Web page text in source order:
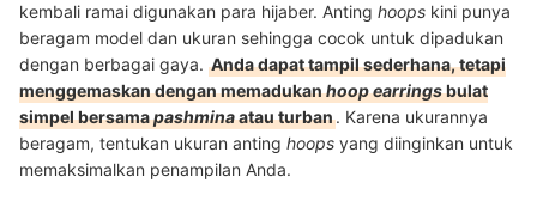
kembali ramai digunakan para hijaber. Anting hoops kini punya
beragam model dan ukuran sehingga cocok untuk dipadukan
dengan berbagai gaya. Anda dapat tampil sederhana, tetapi
menggemaskan dengan memadukanhoop earringsbulat
simpel bersamapashminaatau turban. Karena ukurannya
beragam, tentukan ukuran anting hoops yang diinginkan untuk
memaksimalkan penampilan Anda.